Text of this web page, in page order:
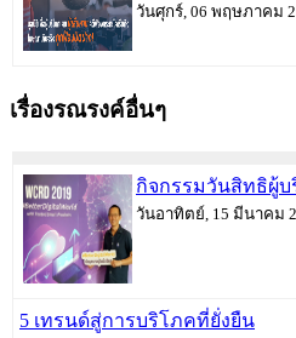
วันศุกร์, 06 พฤษภาคม
เรื่องรณรงค์อื่นๆ
กิจกรรมวันสิทธิผู้บ
วันอาทิตย์, 15 มีนาคม
5 เทรนด์สู่การบริโภคที่ยั่งยืน